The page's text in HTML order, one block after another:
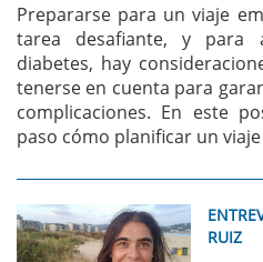
Prepararse para un viaje
tarea desafiante, y para
diabetes, hay
tenerse en cuenta para
complicaciones. En este
paso cómo planificar un
RUIZ